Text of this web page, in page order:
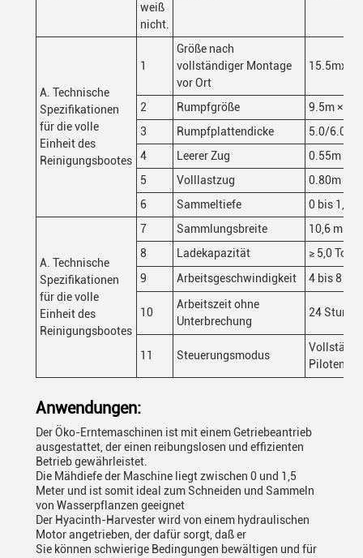
weiß
nicht.
A. Technische
Spezifikationen
für die volle
Einheit des
Reinigungsbootes
1
Größe nach
vollständiger Montage
vor Ort
2 Rumpfgröße
9.5m ×
3
Rumpfplattendicke
5.0/6.0
4
Leerer Zug
0.55m
5
Volllastzug
0.80m
6
Sammeltiefe 0 bis 1,5 m
A. Technische
Spezifikationen
für die volle
Einheit des
Reinigungsbootes
7 Sammlungsbreite
10,6 m
8
Ladekapazität
≥ 5,0
9
Arbeitsgeschwindigkeit 4 bis 8
10
Arbeitszeit ohne
Unterbrechung
24
11 Steuerungsmodus
Piloten
Anwendungen:
Der Öko-Erntemaschinen ist mit einem Getriebeantrieb
ausgestattet, der einen reibungslosen und effizienten
Betrieb gewährleistet.
Die Mähdiefe der Maschine liegt zwischen 0 und 1,5
Meter und ist somit ideal zum Schneiden und Sammeln
von Wasserpflanzen geeignet
Der Hyacinth-Harvester wird von einem hydraulischen
Motor angetrieben, der dafür sorgt, daß er
Sie können schwierige Bedingungen bewältigen und für